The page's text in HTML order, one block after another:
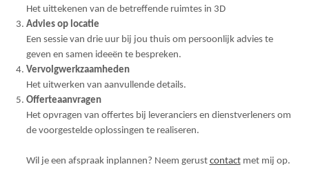
Het uittekenen van de betreffende ruimtes in 3D
Advies op locatie
Een sessie van drie uur bij jou thuis om persoonlijk advies te
geven en samen ideeën te bespreken.
Vervolgwerkzaamheden
Het uitwerken van aanvullende details.
Offerteaanvragen
Het opvragen van offertes bij leveranciers en dienstverleners om
de voorgestelde oplossingen te realiseren.
Wil je een afspraak inplannen? Neem gerust contactmet mij op.